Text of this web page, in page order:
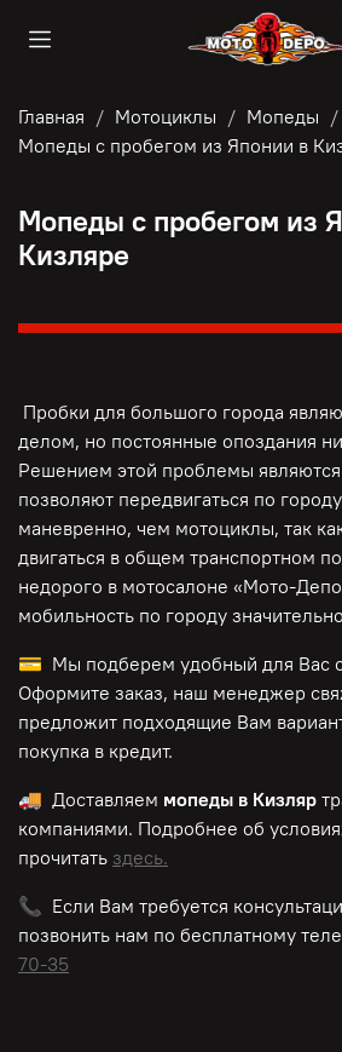
Главная Мотоциклы
Мопеды
Мопеды с пробегом из Японии в
Мопеды с пробегом из
Кизляре
Пробки для большого города
делом, но постоянные опоздания
Решением этой проблемы
позволяют передвигаться по
маневренно, чем мотоциклы, так
двигаться в общем транспортном
недорого в мотосалоне «Мото-
мобильность по городу
💳 Мы подберем удобный для Вас
Оформите заказ, наш менеджер
предложит подходящие Вам
покупка в кредит.
🚚 Доставляем мопеды в Кизляр
компаниями. Подробнее об
прочитать здесь.
📞 Если Вам требуется
позвонить нам по бесплатному
70-35